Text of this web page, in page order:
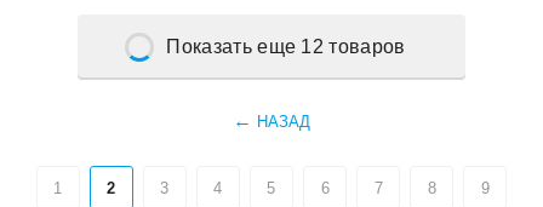
Показать еще 12 товаров
НАЗАД
1 2 3 4 5 6 7 8 9